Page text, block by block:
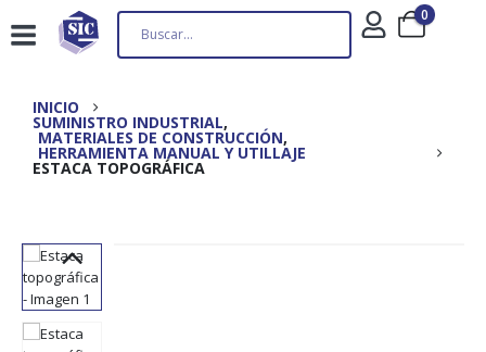
0
INICIO
SUMINISTRO INDUSTRIAL,
MATERIALES DE CONSTRUCCIÓN,
HERRAMIENTA MANUAL Y UTILLAJE
ESTACA TOPOGRÁFICA